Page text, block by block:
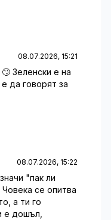
08.07.2026, 15:21
Зеленски е на
да говорят за
08.07.2026, 15:22
"пак ли
се опитва
а ти го
е дошъл,